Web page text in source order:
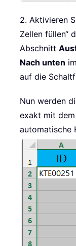
2. Aktivieren
Zellen füllen“
Abschnitt
Nach unten
auf die
Nun werden
exakt mit
automatische